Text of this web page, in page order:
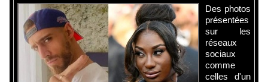
Des photos
présentées
sur les
réseaux
sociaux
comme
celles d'un